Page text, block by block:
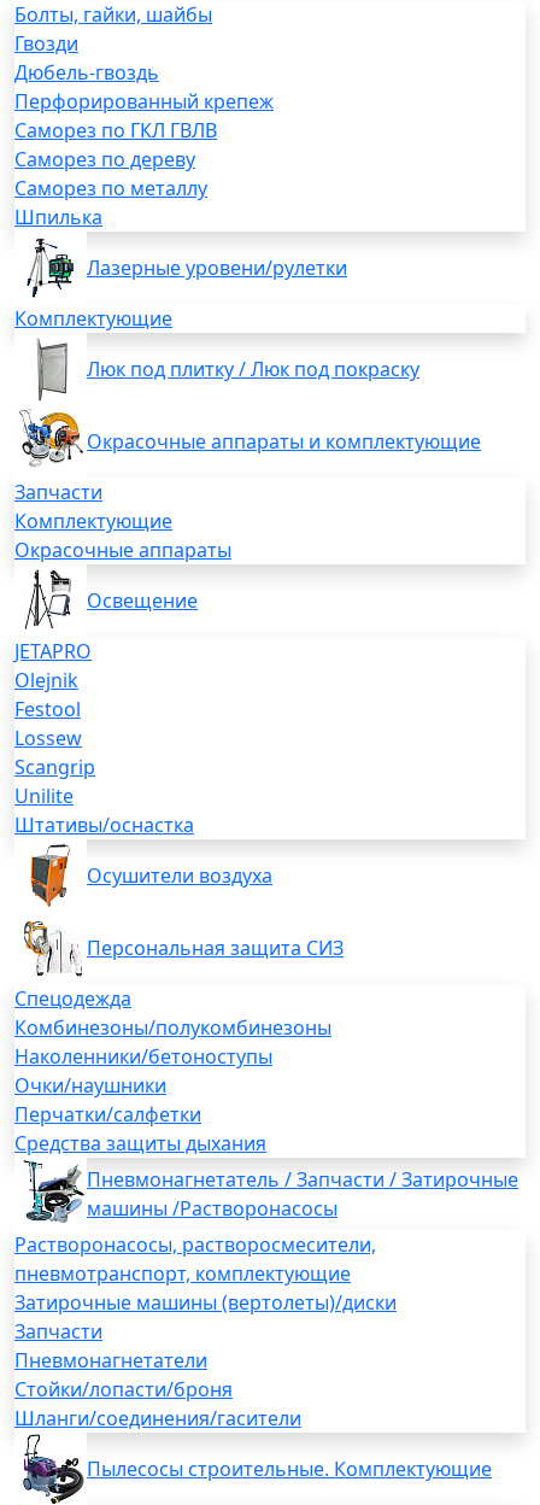
Болты, гайки, шайбы
Гвозди
Дюбель-гвоздь
Перфорированный крепеж
Саморез по ГКЛ ГВЛВ
Саморез по дереву
Саморез по металлу
Шпилька
Лазерные уровени/рулетки
Комплектующие
Люк под плитку / Люк под покраску
Окрасочные аппараты и комплектующие
Запчасти
Комплектующие
Окрасочные аппараты
Освещение
JETAPRO
Olejnik
Festool
Lossew
Scangrip
Unilite
Штативы/оснастка
Осушители воздуха
Персональная защита СИЗ
Спецодежда
Комбинезоны/полукомбинезоны
Наколенники/бетоноступы
Очки/наушники
Перчатки/салфетки
Средства защиты дыхания
Пневмонагнетатель / Запчасти / Затирочные
машины /Растворонасосы
Растворонасосы, растворосмесители,
пневмотранспорт, комплектующие
Затирочные машины (вертолеты)/диски
Запчасти
Пневмонагнетатели
Стойки/лопасти/броня
Шланги/соединения/гасители
Пылесосы строительные. Комплектующие